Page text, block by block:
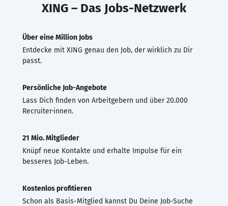
XING – Das Jobs-Netzwerk
Über eine Million Jobs
Entdecke mit XING genau den Job, der wirklich zu Dir
passt.
Persönliche Job-Angebote
Lass Dich finden von Arbeitgebern und über 20.000
Recruiter·innen.
21 Mio. Mitglieder
Knüpf neue Kontakte und erhalte Impulse für ein
besseres Job-Leben.
Kostenlos profitieren
Schon als Basis-Mitglied kannst Du Deine Job-Suche